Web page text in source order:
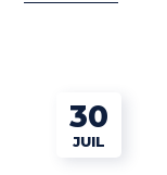
30
JUIL